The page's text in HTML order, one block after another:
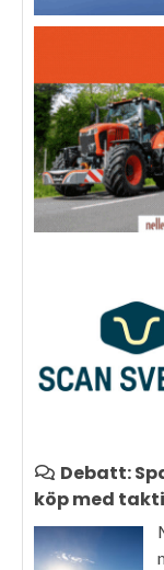
Debatt:
köp med